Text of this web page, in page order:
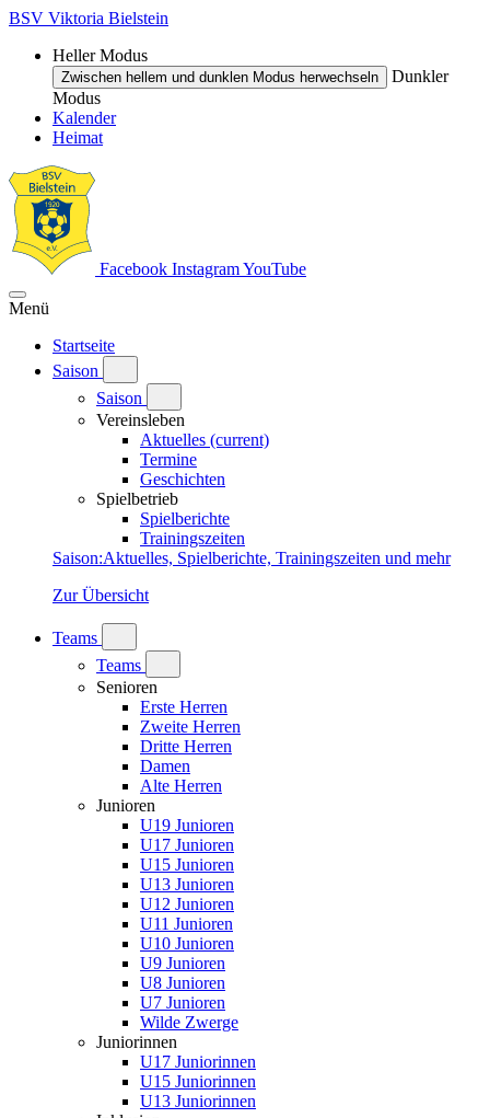
BSV Viktoria Bielstein
Heller Modus
Zwischen hellem und dunklen Modus herwechseln
Dunkler
Modus
Kalender
Heimat
Facebook InstagramYouTube
Menü
Startseite
Saison
Saison
Vereinsleben
Aktuelles (current)
Termine
Geschichten
Spielbetrieb
Spielberichte
Trainingszeiten
Saison:Aktuelles, Spielberichte, Trainingszeiten und mehr
Zur Übersicht
Teams
Teams
Senioren
Erste Herren
Zweite Herren
Dritte Herren
Damen
Alte Herren
Junioren
U19 Junioren
U17 Junioren
U15 Junioren
U13 Junioren
U12 Junioren
U11 Junioren
U10 Junioren
U9 Junioren
U8 Junioren
U7 Junioren
Wilde Zwerge
Juniorinnen
U17 Juniorinnen
U15 Juniorinnen
U13 Juniorinnen